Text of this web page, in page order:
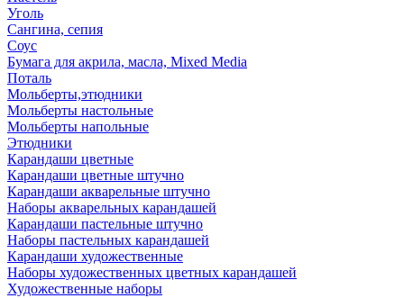
Уголь
Сангина, сепия
Соус
Бумага для акрила, масла, Mixed Media
Поталь
Мольберты,этюдники
Мольберты настольные
Мольберты напольные
Этюдники
Карандаши цветные
Карандаши цветные штучно
Карандаши акварельные штучно
Наборы акварельных карандашей
Карандаши пастельные штучно
Наборы пастельных карандашей
Карандаши художественные
Наборы художественных цветных карандашей
Художественные наборы